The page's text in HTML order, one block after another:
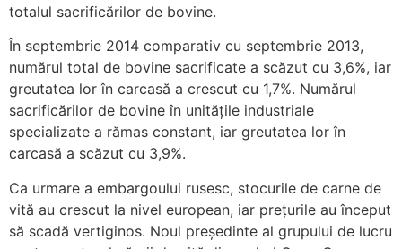
totalul sacrificărilor de bovine.
În septembrie 2014 comparativ cu septembrie 2013,
numărul total de bovine sacrificate a scăzut cu 3,6%, iar
greutatea lor în carcasă a crescut cu 1,7%. Numărul
sacrificărilor de bovine în unităţile industriale
specializate a rămas constant, iar greutatea lor în
carcasă a scăzut cu 3,9%.
Ca urmare a embargoului rusesc, stocurile de carne de
vită au crescut la nivel european, iar prețurile au început
să scadă vertiginos. Noul președinte al grupului de lucru